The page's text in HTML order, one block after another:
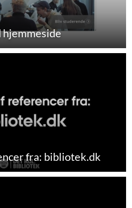
hjemmeside
fra: bibliotek.dk